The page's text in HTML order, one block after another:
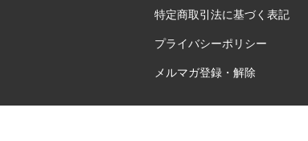
特定商取引法に基づく表記
プライバシーポリシー
メルマガ登録・解除